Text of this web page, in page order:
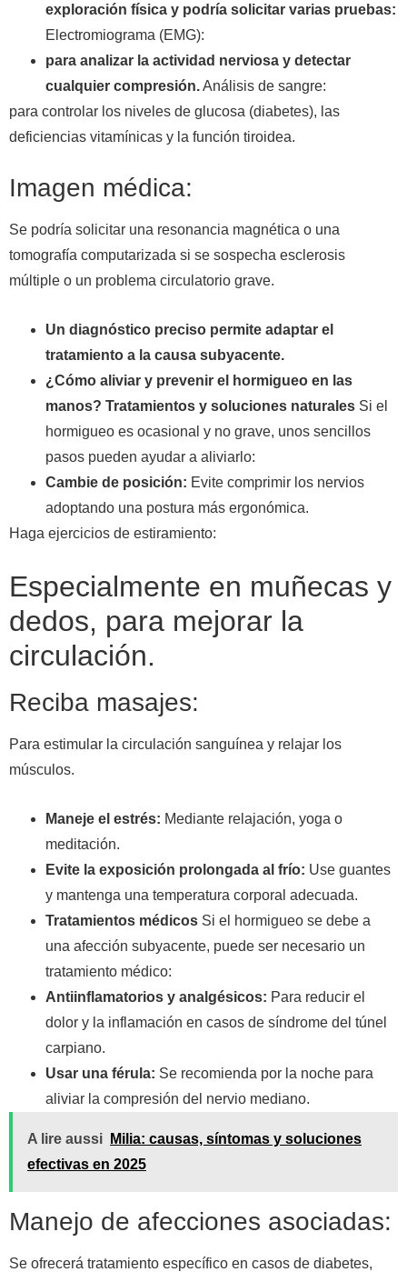
exploración física y podría solicitar varias pruebas:
Electromiograma (EMG):
para analizar la actividad nerviosa y detectar
cualquier compresión.Análisis de sangre:
para controlar los niveles de glucosa (diabetes), las
deficiencias vitamínicas y la función tiroidea.
Imagen médica:
Se podría solicitar una resonancia magnética o una
tomografía computarizada si se sospecha esclerosis
múltiple o un problema circulatorio grave.
Un diagnóstico preciso permite adaptar el
tratamiento a la causa subyacente.
¿Cómo aliviar y prevenir el hormigueo en las
manos? Tratamientos y soluciones naturales Si el
hormigueo es ocasional y no grave, unos sencillos
pasos pueden ayudar a aliviarlo:
Cambie de posición: Evite comprimir los nervios
adoptando una postura más ergonómica.
Haga ejercicios de estiramiento:
Especialmente en muñecas y
dedos, para mejorar la
circulación.
Reciba masajes:
Para estimular la circulación sanguínea y relajar los
músculos.
Maneje el estrés: Mediante relajación, yoga o
meditación.
Evite la exposición prolongada al frío: Use guantes
y mantenga una temperatura corporal adecuada.
Tratamientos médicos Si el hormigueo se debe a
una afección subyacente, puede ser necesario un
tratamiento médico:
Antiinflamatorios y analgésicos: Para reducir el
dolor y la inflamación en casos de síndrome del túnel
carpiano.
Usar una férula: Se recomienda por la noche para
aliviar la compresión del nervio mediano.
A lire aussi
Milia: causas, síntomas y soluciones
efectivas en 2025
Manejo de afecciones asociadas:
Se ofrecerá tratamiento específico en casos de diabetes,